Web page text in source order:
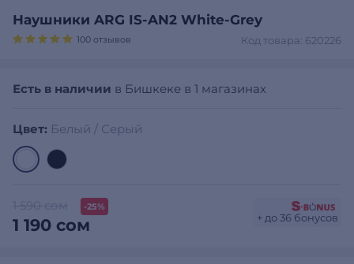
Наушники ARG IS-AN2 White-Grey
Код товара: 620226
100 отзывов
Есть в наличии в Бишкеке в 1 магазинах
Цвет: Белый / Серый
-25%
1 190 сом + до 36 бонусов